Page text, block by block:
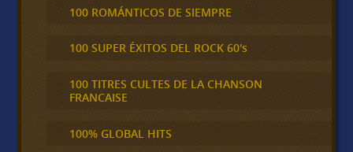
100 ROMÁNTICOS DE SIEMPRE
100 SUPER ÉXITOS DEL ROCK 60's
100 TITRES CULTES DE LA CHANSON
FRANCAISE
100% GLOBAL HITS